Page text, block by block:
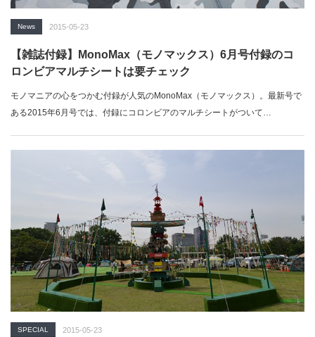
News 2015-05-23
【雑誌付録】MonoMax（モノマックス）6月号付録のコ
ロンビアマルチシートは要チェック
モノマニアの心をつかむ付録が人気のMonoMax（モノマックス）。最新号で
ある2015年6月号では、付録にコロンビアのマルチシートがついて…
SPECIAL 2015-05-23